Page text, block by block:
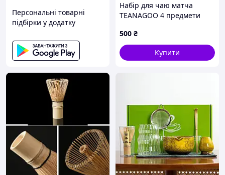
Персональні товарні
підбірки у додатку
Набір для чаю матча
TEANAGOO 4 предмети
100 зубців тримач Новий
500 ₴
Купити